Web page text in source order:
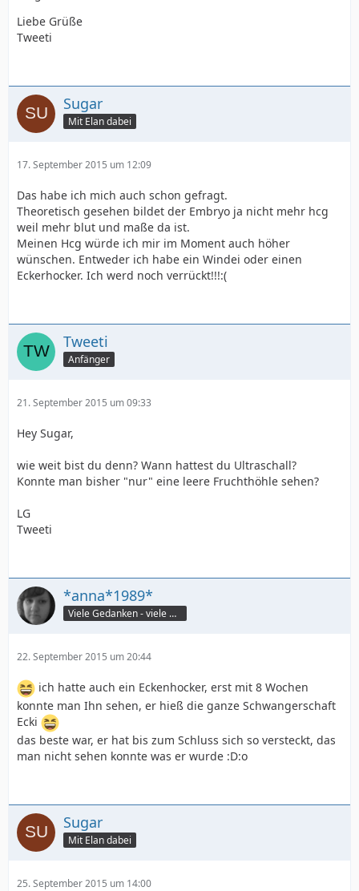
Liebe Grüße
Tweeti
Sugar
Mit Elan dabei
17. September 2015 um 12:09
Das habe ich mich auch schon gefragt.
Theoretisch gesehen bildet der Embryo ja nicht mehr hcg
weil mehr blut und maße da ist.
Meinen Hcg würde ich mir im Moment auch höher
wünschen. Entweder ich habe ein Windei oder einen
Eckerhocker. Ich werd noch verrückt!!!:(
Tweeti
Anfänger
21. September 2015 um 09:33
Hey Sugar,
wie weit bist du denn? Wann hattest du Ultraschall?
Konnte man bisher "nur" eine leere Fruchthöhle sehen?
LG
Tweeti
*anna*1989*
Viele Gedanken - viele Worte
22. September 2015 um 20:44
ich hatte auch ein Eckenhocker, erst mit 8 Wochen
konnte man Ihn sehen, er hieß die ganze Schwangerschaft
Ecki
das beste war, er hat bis zum Schluss sich so versteckt, das
man nicht sehen konnte was er wurde :D:o
Sugar
Mit Elan dabei
25. September 2015 um 14:00